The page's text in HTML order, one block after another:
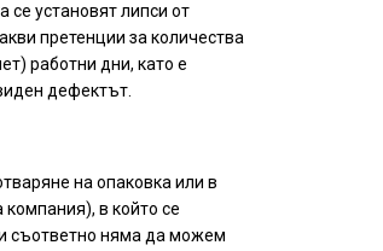
се установят липси от
претенции за количества
работни дни, като е
дефектът.
на опаковка или в
в който се
съответно няма да можем